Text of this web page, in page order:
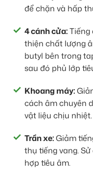
để chặn và hấp
4 cánh cửa:Tiếng
thiện chất lượng
butyl bên trong
sau đó phủ lớp
Khoang máy:
cách âm chuyên
vật liệu chịu nhiệt.
Trần xe:Giảm
thụ tiếng vang.
hợp tiêu âm.